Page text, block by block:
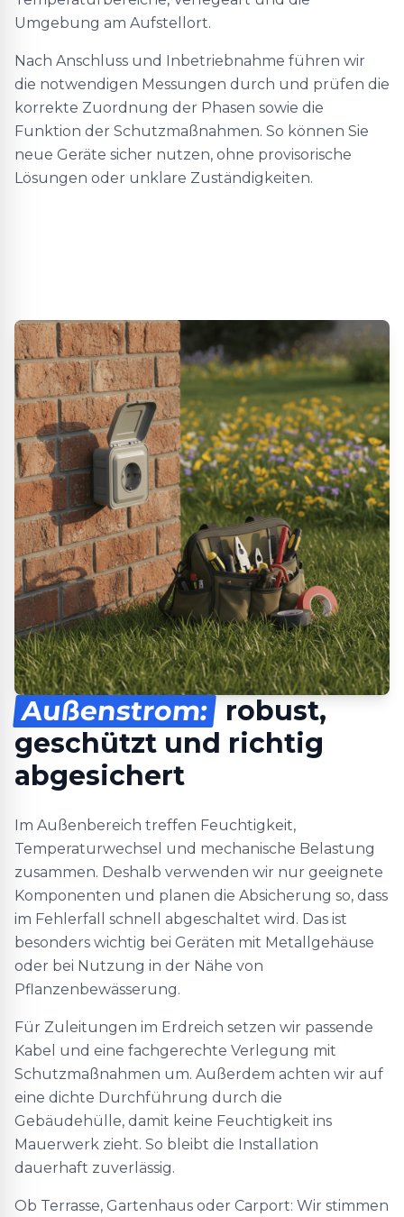
Umgebung am Aufstellort.
Nach Anschluss und Inbetriebnahme führen wir
die notwendigen Messungen durch und prüfen die
korrekte Zuordnung der Phasen sowie die
Funktion der Schutzmaßnahmen. So können Sie
neue Geräte sicher nutzen, ohne provisorische
Lösungen oder unklare Zuständigkeiten.
Außenstrom: robust,
geschützt und richtig
abgesichert
Im Außenbereich treffen Feuchtigkeit,
Temperaturwechsel und mechanische Belastung
zusammen. Deshalb verwenden wir nur geeignete
Komponenten und planen die Absicherung so, dass
im Fehlerfall schnell abgeschaltet wird. Das ist
besonders wichtig bei Geräten mit Metallgehäuse
oder bei Nutzung in der Nähe von
Pflanzenbewässerung.
Für Zuleitungen im Erdreich setzen wir passende
Kabel und eine fachgerechte Verlegung mit
Schutzmaßnahmen um. Außerdem achten wir auf
eine dichte Durchführung durch die
Gebäudehülle, damit keine Feuchtigkeit ins
Mauerwerk zieht. So bleibt die Installation
dauerhaft zuverlässig.
Ob Terrasse, Gartenhaus oder Carport: Wir stimmen